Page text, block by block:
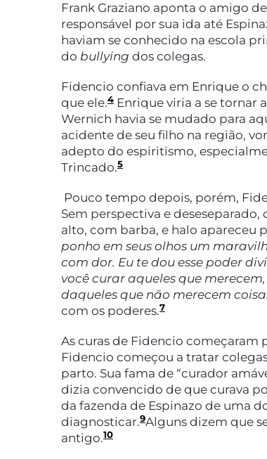
Frank Graziano aponta o amigo
responsável por sua ida até
haviam se conhecido na escola
do bullying dos colegas.
Fidencio confiava em Enrique o
que ele.4 Enrique viria a se tornar
Wernich havia se mudado para
acidente de seu filho na região,
adepto do espiritismo,
Trincado.5
Pouco tempo depois, porém,
Sem perspectiva e
alto, com barba, e halo apareceu
ponho em seus olhos um
com dor. Eu te dou esse poder
você curar aqueles que
daqueles que não merecem
com os poderes.7
As curas de Fidencio começaram
Fidencio começou a tratar
parto. Sua fama de “curador
dizia convencido de que curava
da fazenda de Espinazo de uma
diagnosticar.9Alguns dizem que
antigo.10